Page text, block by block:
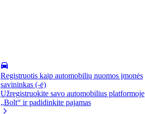
Registruotis kaip automobilių nuomos įmonės
savininkas (-ė)
Užregistruokite savo automobilius platformoje
„Bolt“ ir padidinkite pajamas